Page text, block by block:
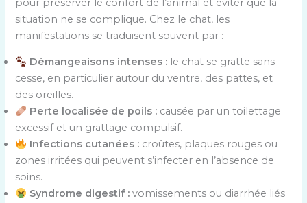
situation ne se complique. Chez le chat, les
manifestations se traduisent souvent par :
Démangeaisons intenses : le chat se gratte sans
cesse, en particulier autour du ventre, des pattes, et
des oreilles.
Perte localisée de poils : causée par un toilettage
excessif et un grattage compulsif.
Infections cutanées : croûtes, plaques rouges ou
zones irritées qui peuvent s’infecter en l’absence de
soins.
Syndrome digestif : vomissements ou diarrhée liés